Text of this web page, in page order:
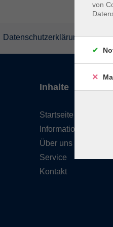
Datenschutzerklärung
Inhalte
Startseite
Informationen
Über uns
Service
Kontakt
von